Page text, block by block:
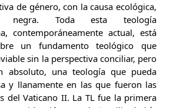
de género, con la causa ecológica,
negra. Toda esta teología
contemporáneamente actual, está
un fundamento teológico que
sin la perspectiva conciliar, pero
absoluto, una teología que pueda
y llanamente en las que fueron las
del Vaticano II. La TL fue la primera